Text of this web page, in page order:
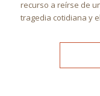
recurso a reírse de
tragedia cotidiana y